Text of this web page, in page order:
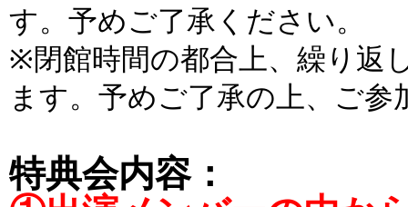
す。予めご了承ください。
※閉館時間の都合上、繰り返
ます。予めご了承の上、ご参
特典会内容：